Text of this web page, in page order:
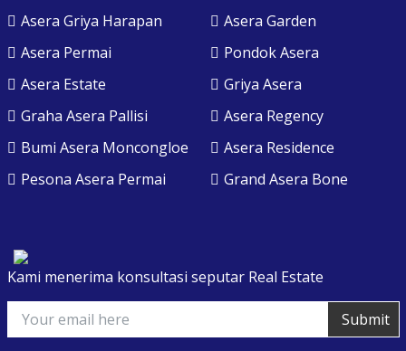
Asera Griya Harapan
Asera Permai
Asera Estate
Graha Asera Pallisi
Bumi Asera Moncongloe
Pesona Asera Permai
Asera Garden
Pondok Asera
Griya Asera
Asera Regency
Asera Residence
Grand Asera Bone
Kami menerima konsultasi seputar Real Estate
Submit